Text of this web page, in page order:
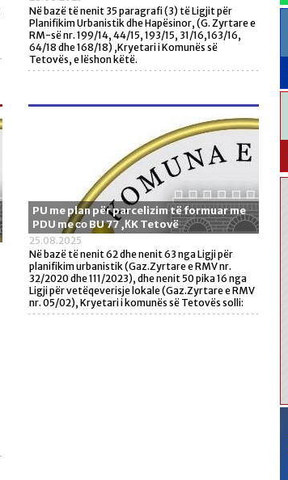
Në bazë të nenit 35 paragrafi (3) të Ligjit për
Planifikim Urbanistik dhe Hapësinor, (G. Zyrtare e
RM-së nr. 199/14, 44/15, 193/15, 31/16,163/16,
64/18 dhe 168/18) ,Kryetari i Komunës së
Tetovës, e lëshon këtë.
PU me plan për parcelizim të formuar me
PDU me со BU 77 ,КK Tetovë
25.08.2025
Në bazë të nenit 62 dhe nenit 63 nga Ligji për
planifikim urbanistik (Gaz.Zyrtare e RMV nr.
32/2020 dhe 111/2023), dhe nenit 50 pika 16 nga
Ligji për vetëqeverisje lokale (Gaz.Zyrtare e RMV
nr. 05/02), Kryetari i komunës së Tetovës solli: